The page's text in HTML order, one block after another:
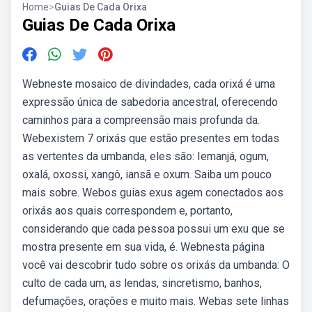
Home>Guias De Cada Orixa
Guias De Cada Orixa
Webneste mosaico de divindades, cada orixá é uma
expressão única de sabedoria ancestral, oferecendo
caminhos para a compreensão mais profunda da.
Webexistem 7 orixás que estão presentes em todas
as vertentes da umbanda, eles são: Iemanjá, ogum,
oxalá, oxossi, xangô, iansã e oxum. Saiba um pouco
mais sobre. Webos guias exus agem conectados aos
orixás aos quais correspondem e, portanto,
considerando que cada pessoa possui um exu que se
mostra presente em sua vida, é. Webnesta página
você vai descobrir tudo sobre os orixás da umbanda: O
culto de cada um, as lendas, sincretismo, banhos,
defumações, orações e muito mais. Webas sete linhas